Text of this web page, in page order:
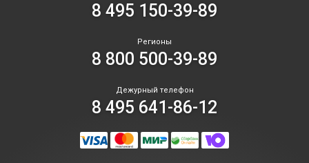
8 495 150-39-89
Регионы
8 800 500-39-89
Дежурный телефон
8 495 641-86-12